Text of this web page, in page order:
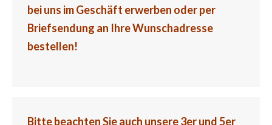
bei uns im Geschäft erwerben oder per
Briefsendung an Ihre Wunschadresse
bestellen!
Bitte beachten Sie auch unsere 3er und 5er